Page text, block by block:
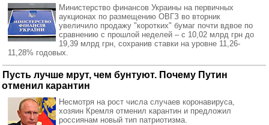
Министерство финансов Украины на первичных
аукционах по размещению ОВГЗ во вторник
увеличило продажу "коротких" бумаг почти вдвое по
сравнению с прошлой неделей – с 10,02 млрд грн до
19,39 млрд грн, сохранив ставки на уровне 11,26-
11,28% годовых.
Пусть лучше мрут, чем бунтуют. Почему Путин
отменил карантин
Несмотря на рост числа случаев коронавируса,
хозяин Кремля отменил карантин и предложил
россиянам новый тип патриотизма.